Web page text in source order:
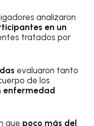
analizaron
en un
tratados por
evaluaron tanto
de los
enfermedad
que poco más del